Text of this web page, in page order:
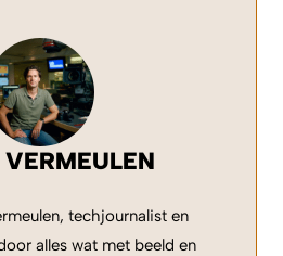
techjournalist en
alles wat met beeld en